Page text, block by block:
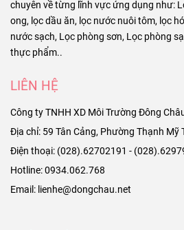
chuyên về từng lĩnh vực ứng dụng như:
ong, lọc dầu ăn, lọc nước nuôi tôm, lọc
nước sạch, Lọc phòng sơn, Lọc phòng
thực phẩm..
LIÊN HỆ
Công ty TNHH XD Môi Trường Đông
Địa chỉ: 59 Tân Cảng, Phường Thạnh Mỹ
Điện thoại: (028).62702191 -
Hotline: 0934.062.768
Email: lienhe@dongchau.net